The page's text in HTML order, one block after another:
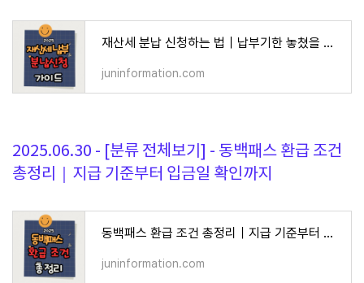
재산세 분납 신청하는 법｜납부기한 놓쳤을 때 대처 방법까지 총정리
juninformation.com
2025.06.30 - [분류 전체보기] - 동백패스 환급 조건
총정리｜지급 기준부터 입금일 확인까지
동백패스 환급 조건 총정리｜지급 기준부터 입금일 확인까지
juninformation.com